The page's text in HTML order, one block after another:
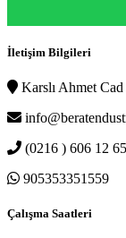
İletişim Bilgileri
Karslı Ahmet
(0216 ) 606 12 65
905353351559
Çalışma Saatleri